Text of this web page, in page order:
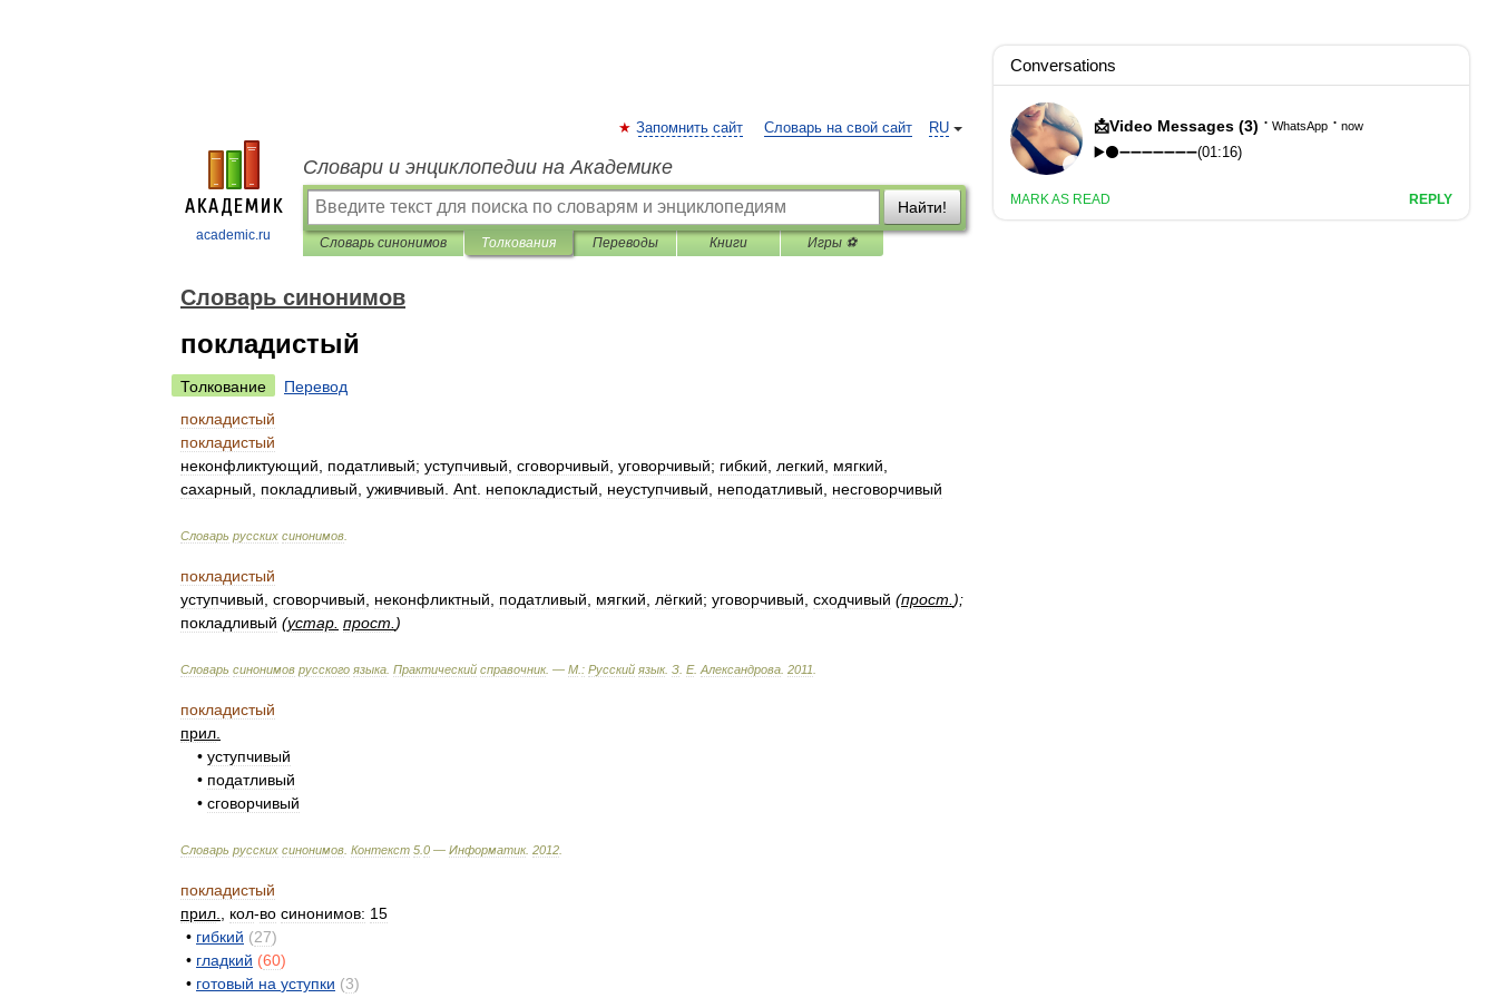
academic.ru
RU
Запомнить сайт Словарь на свой сайт
Словари и энциклопедии на Академике
Найти!
Словарь синонимов Толкования Переводы Книги Игры ⚽
Словарь синонимов
покладистый
Толкование
Перевод
покладистый
покладистый
неконфликтующий
податливый; уступчивый сговорчивый уговорчивый; гибкий легкий мягкий
сахарный
покладливый уживчивый Ant непокладистый неуступчивый неподатливый несговорчивый
Словарь русских синонимов
покладистый
уступчивый сговорчивый неконфликтный податливый мягкий лёгкий; уговорчивый сходчивый (прост );
покладливый (устар прост )
Словарь синонимов русского языка Практический справочник. — М : Русский язык. З Е. Александрова 2011
покладистый
прил
• уступчивый
• податливый
• сговорчивый
Словарь русских синонимов Контекст 5 0 — Информатик. 2012
покладистый
прил
кол-во синонимов: 15
• гибкий (27)
• гладкий (60)
• готовый на уступки (3)